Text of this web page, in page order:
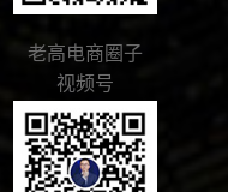
老高电商圈子
视频号